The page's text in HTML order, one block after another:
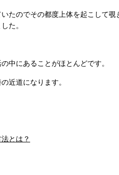
たのでその都度上体を起こして
た。
中にあることがほとんどです。
近道になります。
とは？